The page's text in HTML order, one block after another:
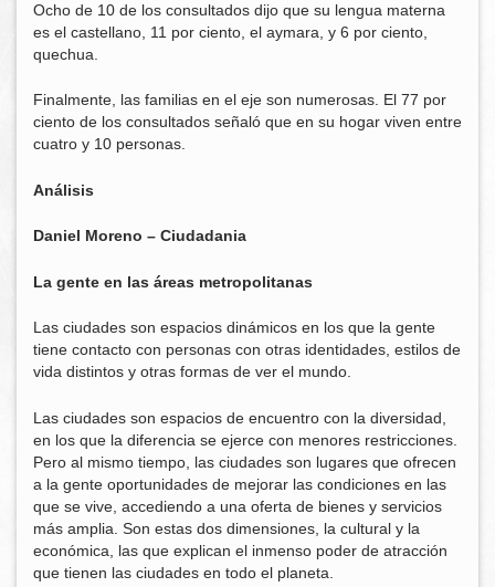
Ocho de 10 de los consultados dijo que su lengua materna
es el castellano, 11 por ciento, el aymara, y 6 por ciento,
quechua.
Finalmente, las familias en el eje son numerosas. El 77 por
ciento de los consultados señaló que en su hogar viven entre
cuatro y 10 personas.
Análisis
Daniel Moreno – Ciudadania
La gente en las áreas metropolitanas
Las ciudades son espacios dinámicos en los que la gente
tiene contacto con personas con otras identidades, estilos de
vida distintos y otras formas de ver el mundo.
Las ciudades son espacios de encuentro con la diversidad,
en los que la diferencia se ejerce con menores restricciones.
Pero al mismo tiempo, las ciudades son lugares que ofrecen
a la gente oportunidades de mejorar las condiciones en las
que se vive, accediendo a una oferta de bienes y servicios
más amplia. Son estas dos dimensiones, la cultural y la
económica, las que explican el inmenso poder de atracción
que tienen las ciudades en todo el planeta.